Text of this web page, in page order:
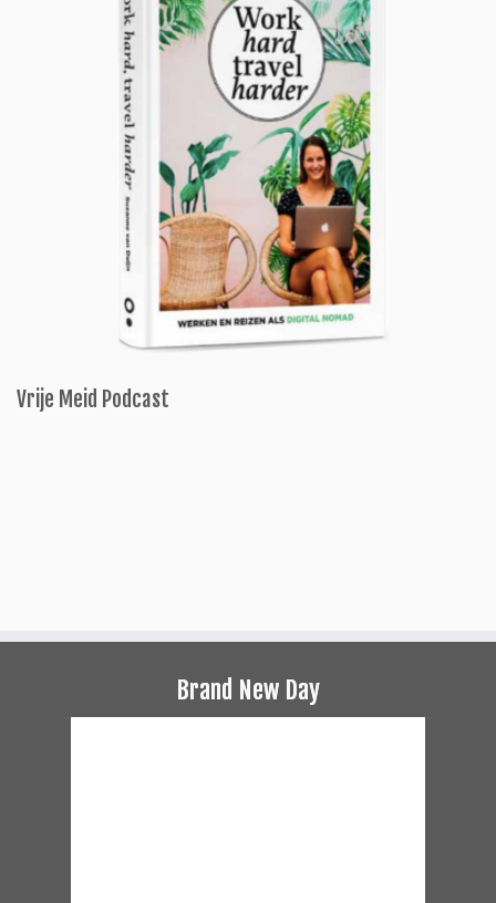
Vrije Meid Podcast
Brand New Day